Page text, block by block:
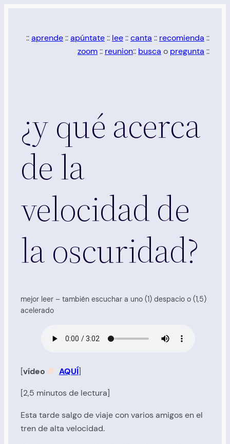
contenido
::aprende::apúntate:: lee::canta :: recomienda ::
zoom:: reunion:: busca o pregunta ::
¿y qué acerca
de la
velocidad de
la oscuridad?
mejor leer – también escuchar a uno (1) despacio o (1,5)
acelerado
[vídeo AQUÍ]
[2,5 minutos de lectura]
Esta tarde salgo de viaje con varios amigos en el
tren de alta velocidad.